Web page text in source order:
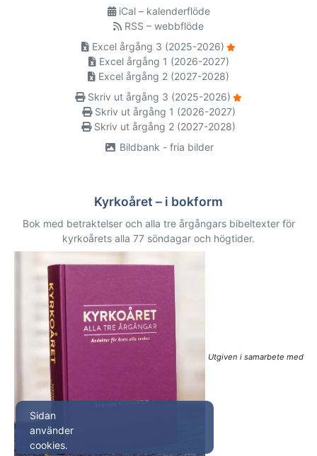
iCal – kalenderflöde
RSS – webbflöde
Excel årgång 3 (2025-2026)
Excel årgång 1 (2026-2027)
Excel årgång 2 (2027-2028)
Skriv ut årgång 3 (2025-2026)
Skriv ut årgång 1 (2026-2027)
Skriv ut årgång 2 (2027-2028)
Bildbank - fria bilder
Kyrkoåret – i bokform
Bok med betraktelser och alla tre årgångars bibeltexter för
kyrkoårets alla 77 söndagar och högtider.
Utgiven i samarbete med
Sidan
använder
cookies.